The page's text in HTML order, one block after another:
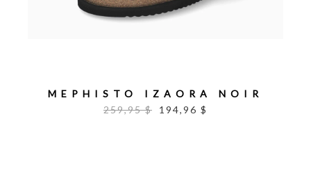
MEPHISTO IZAORA NOIR
259,95 $
194,96 $